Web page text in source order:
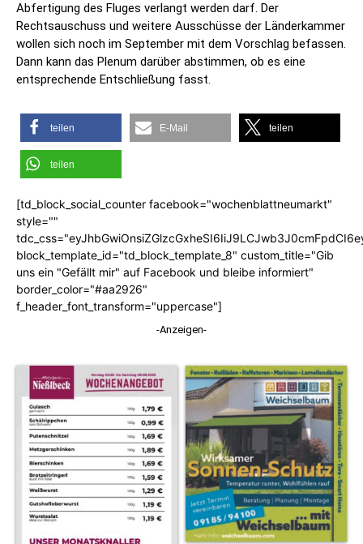
Abfertigung des Fluges verlangt werden darf. Der
Rechtsauschuss und weitere Ausschüsse der Länderkammer
wollen sich noch im September mit dem Vorschlag befassen.
Dann kann das Plenum darüber abstimmen, ob es eine
entsprechende Entschließung fasst.
teilen E-Mail teilen
teilen
[td_block_social_counter facebook="wochenblattneumarkt"
style=""
block_template_id="td_block_template_8" custom_title="Gib
uns ein "Gefällt mir" auf Facebook und bleibe informiert"
border_color="#aa2926"
f_header_font_transform="uppercase"]
-Anzeigen-